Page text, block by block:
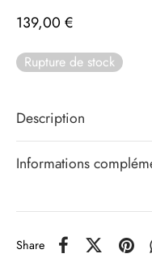
139,00 €
Rupture de stock
Description
Informations
Share